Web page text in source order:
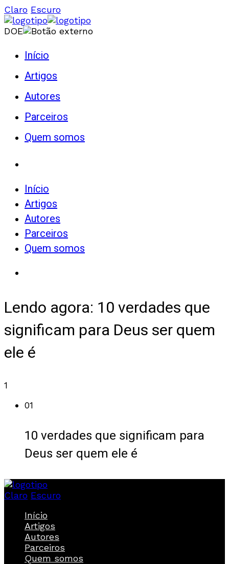
Claro Escuro
DOE
Início
Artigos
Autores
Parceiros
Quem somos
Início
Artigos
Autores
Parceiros
Quem somos
Lendo agora: 10 verdades que
significam para Deus ser quem
ele é
1
01
10 verdades que significam para
Deus ser quem ele é
Claro Escuro
Início
Artigos
Autores
Parceiros
Quem somos